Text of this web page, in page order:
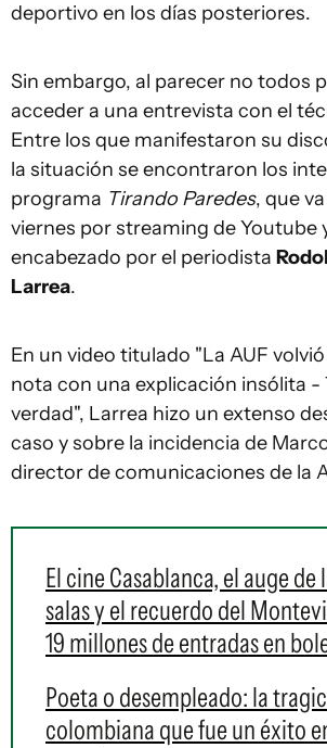
deportivo en los días posteriores.
Sin embargo, al parecer no todos
acceder a una entrevista con el
Entre los que manifestaron su
la situación se encontraron los
programa Tirando Paredes, que
viernes por streaming de Youtube
encabezado por el periodista
Larrea.
En un video titulado "La AUF
nota con una explicación insólita -
verdad", Larrea hizo un extenso
caso y sobre la incidencia de
director de comunicaciones de la
El cine Casablanca, el auge de
salas y el recuerdo del
19 millones de entradas en
Poeta o desempleado: la
colombiana que fue un éxito